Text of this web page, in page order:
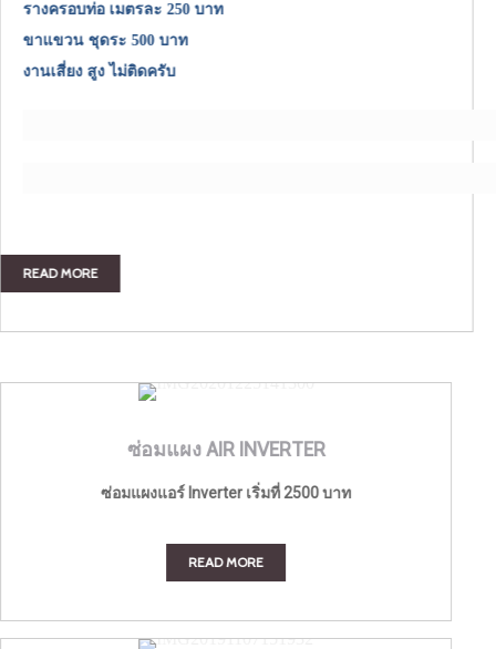
รางครอบท่อ เมตรละ 250 บาท
ขาแขวน ชุดระ 500 บาท
งานเสี่ยง สูง ไม่ติดครับ
READ MORE
ซ่อมแผง AIR INVERTER
ซ่อมแผงแอร์ Inverterเริ่มที่ 2500 บาท
READ MORE